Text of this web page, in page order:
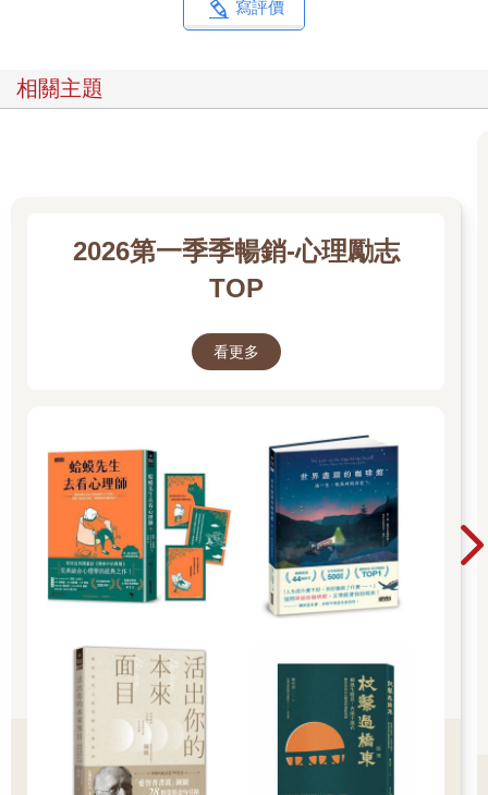
寫評價
相關主題
2026第一季季暢銷-心理勵志
TOP
看更多